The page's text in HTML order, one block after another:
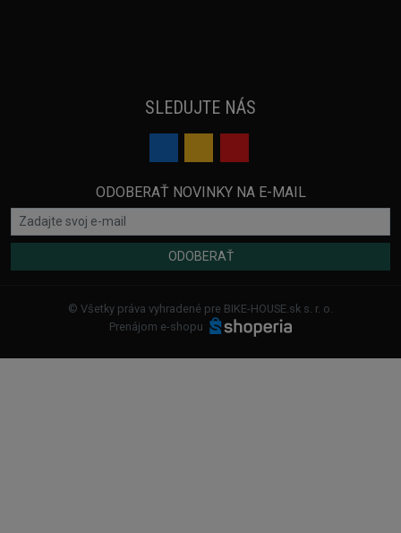
SLEDUJTE NÁS
ODOBERAŤ NOVINKY NA E-MAIL
ODOBERAŤ
© Všetky práva vyhradené pre BIKE-HOUSE.sk s. r. o.
Prenájom e-shopu